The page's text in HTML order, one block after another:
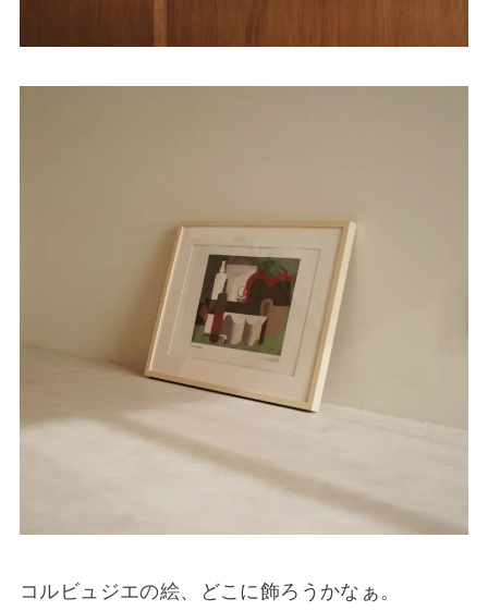
コルビュジエの絵、どこに飾ろうかなぁ。